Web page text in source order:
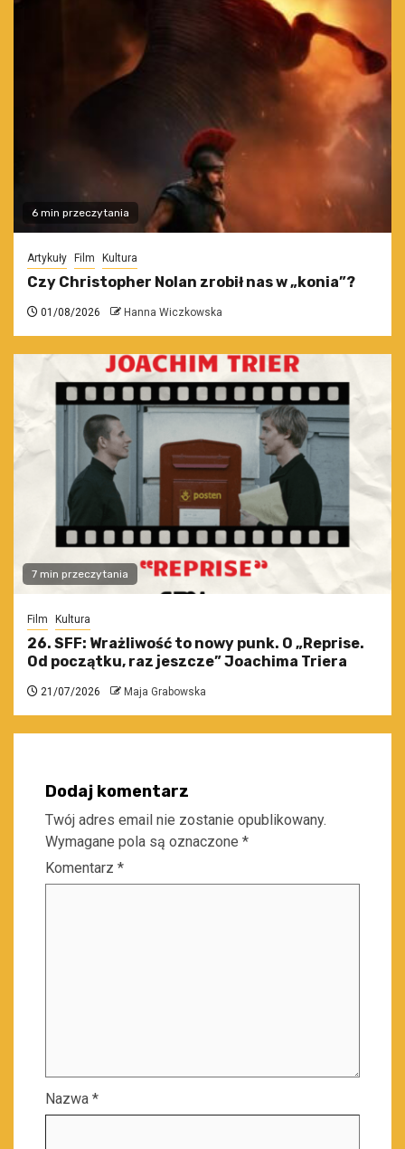
6 min przeczytania
Artykuły Film Kultura
Czy Christopher Nolan zrobił nas w „konia”?
01/08/2026 Hanna Wiczkowska
7 min przeczytania
Film Kultura
26. SFF: Wrażliwość to nowy punk. O „Reprise.
Od początku, raz jeszcze” Joachima Triera
21/07/2026 Maja Grabowska
Dodaj komentarz
Twój adres email nie zostanie opublikowany.
Wymagane pola są oznaczone *
Komentarz *
Nazwa *